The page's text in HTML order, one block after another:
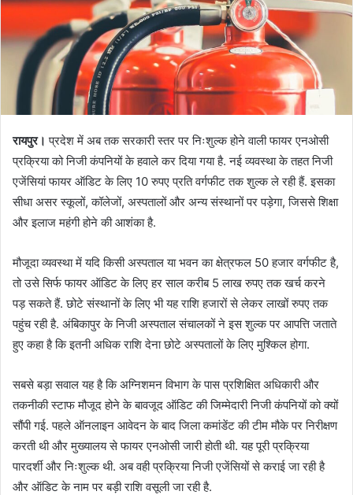
रायपुर। प्रदेश में अब तक सरकारी स्तर पर निःशुल्क होने वाली फायर एनओसी
प्रक्रिया को निजी कंपनियों के हवाले कर दिया गया है. नई व्यवस्था के तहत निजी
एजेंसियां फायर ऑडिट के लिए 10 रुपए प्रति वर्गफीट तक शुल्क ले रही हैं. इसका
सीधा असर स्कूलों, कॉलेजों, अस्पतालों और अन्य संस्थानों पर पड़ेगा, जिससे शिक्षा
और इलाज महंगी होने की आशंका है.
मौजूदा व्यवस्था में यदि किसी अस्पताल या भवन का क्षेत्रफल 50 हजार वर्गफीट है,
तो उसे सिर्फ फायर ऑडिट के लिए हर साल करीब 5 लाख रुपए तक खर्च करने
पड़ सकते हैं. छोटे संस्थानों के लिए भी यह राशि हजारों से लेकर लाखों रुपए तक
पहुंच रही है. अंबिकापुर के निजी अस्पताल संचालकों ने इस शुल्क पर आपत्ति जताते
हुए कहा है कि इतनी अधिक राशि देना छोटे अस्पतालों के लिए मुश्किल होगा.
सबसे बड़ा सवाल यह है कि अग्निशमन विभाग के पास प्रशिक्षित अधिकारी और
तकनीकी स्टाफ मौजूद होने के बावजूद ऑडिट की जिम्मेदारी निजी कंपनियों को क्यों
सौंपी गई. पहले ऑनलाइन आवेदन के बाद जिला कमांडेंट की टीम मौके पर निरीक्षण
करती थी और मुख्यालय से फायर एनओसी जारी होती थी. यह पूरी प्रक्रिया
पारदर्शी और निःशुल्क थी. अब वही प्रक्रिया निजी एजेंसियों से कराई जा रही है
और ऑडिट के नाम पर बड़ी राशि वसूली जा रही है.